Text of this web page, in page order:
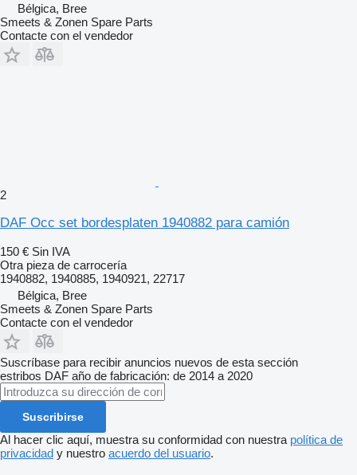
Bélgica, Bree
Smeets & Zonen Spare Parts
Contacte con el vendedor
2
DAF Occ set bordesplaten 1940882 para camión
150 € Sin IVA
Otra pieza de carrocería
1940882, 1940885, 1940921, 22717
Bélgica, Bree
Smeets & Zonen Spare Parts
Contacte con el vendedor
Suscríbase para recibir anuncios nuevos de esta sección
estribos DAF año de fabricación: de 2014 a 2020
Suscribirse
Al hacer clic aquí, muestra su conformidad con nuestra política de
privacidad y nuestro acuerdo del usuario.